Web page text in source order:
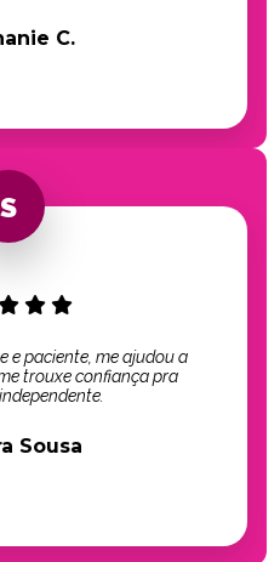
C.
e paciente, me ajudou a
trouxe confiança pra
Sousa